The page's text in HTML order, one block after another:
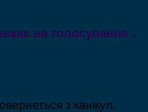
на голосування .
з канікул,